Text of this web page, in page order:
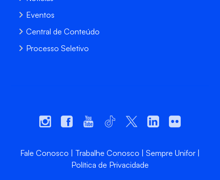
Eventos
Central de Conteúdo
Processo Seletivo
Fale Conosco Trabalhe Conosco
Sempre Unifor
Política de Privacidade